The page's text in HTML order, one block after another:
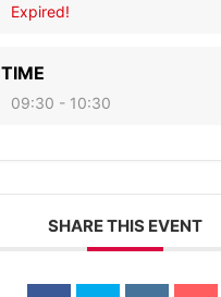
Expired!
TIME
09:30 - 10:30
SHARE THIS EVENT